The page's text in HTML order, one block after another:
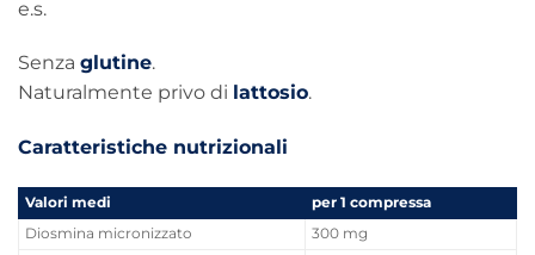
e.s.
Senza glutine.
Naturalmente privo di lattosio.
Caratteristiche nutrizionali
Valori medi
per 1 compressa
Diosmina micronizzato
300 mg